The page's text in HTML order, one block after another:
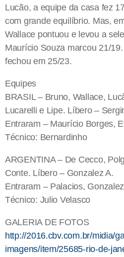
Lucão, a equipe da casa fez
com grande equilíbrio. Mas,
Wallace pontuou e levou a
Maurício Souza marcou 21/
fechou em 25/23.
Equipes
BRASIL – Bruno, Wallace,
Lucarelli e Lipe. Líbero –
Entraram – Maurício Borges,
Técnico: Bernardinho
ARGENTINA – De Cecco,
Conte. Líbero – Gonzalez A.
Entraram – Palacios,
Técnico: Julio Velasco
GALERIA DE FOTOS
http://2016.cbv.com.br/midia/
imagens/item/25685-rio-de-